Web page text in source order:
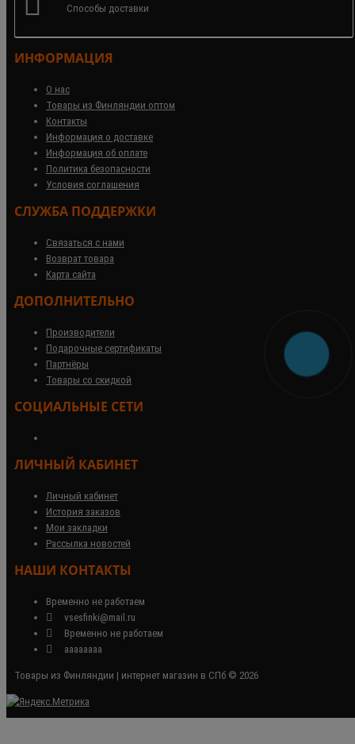
Способы доставки
ИНФОРМАЦИЯ
О нас
Товары из Финляндии оптом
Контакты
Информация о доставке
Информация об оплате
Политика безопасности
Условия соглашения
СЛУЖБА ПОДДЕРЖКИ
Связаться с нами
Возврат товара
Карта сайта
ДОПОЛНИТЕЛЬНО
Производители
Подарочные сертификаты
Партнёры
Товары со скидкой
СОЦИАЛЬНЫЕ СЕТИ
ЛИЧНЫЙ КАБИНЕТ
Личный кабинет
История заказов
Мои закладки
Рассылка новостей
НАШИ КОНТАКТЫ
Временно не работаем
vsesfinki@mail.ru
Временно не работаем
аааааааа
Товары из Финляндии | интернет магазин в СПб © 2026